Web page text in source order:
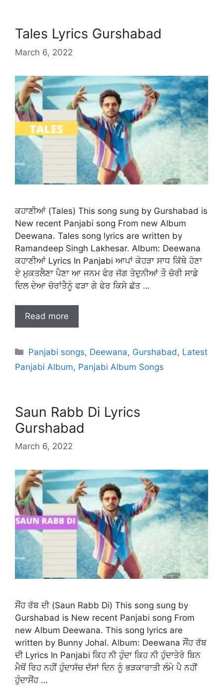
Tales Lyrics Gurshabad
March 6, 2022
ਕਹਾਣੀਆਂ (Tales) This song sung by Gurshabad is
New recent Panjabi song From new Album
Deewana. Tales song lyrics are written by
Ramandeep Singh Lakhesar. Album: Deewana
ਕਹਾਣੀਆਂ Lyrics In Panjabi ਆਪਾਂ ਕੇਹੜਾ ਸਾਧ ਕਿੱਥੇ ਹੋਣਾ
ਏ ਮੁਕਤਲੈਣਾ ਪੈਣਾ ਆ ਜਨਮ ਫੇਰ ਜੱਗ ਤੇਦੁਨੀਆਂ ਤੌ ਚੋਰੀ ਸਾਡੇ
ਦਿਲ ਦੇਆ ਚੋਰਾਂਤੈਨੂੰ ਫੜਾ ਗੇ ਫੇਰ ਕਿਸੇ ਛੱਤ …
Read more
Categories
Panjabi songs, Deewana, Gurshabad , Latest
Panjabi Album, Panjabi Album Songs
Saun Rabb Di Lyrics
Gurshabad
March 6, 2022
ਸੌਂਹ ਰੱਬ ਦੀ (Saun Rabb Di) This song sung by
Gurshabad is New recent Panjabi song From
new Album Deewana. This song lyrics are
written by Bunny Johal. Album: Deewana ਸੌਂਹ ਰੱਬ
ਦੀ Lyrics In Panjabi ਕਿਹ ਨੀ ਹੁੰਦਾ ਕਿਹ ਨੀ ਹੁੰਦਾਤੇਰੇ ਬਿਨ
ਮੈਥੋਂ ਰਿਹ ਨਹੀਂ ਹੁੰਦਾਸੱਚ ਦੱਸਾਂ ਦਿਨ ਨੂੰ ਭੜਕਾਰਾਤੀ ਲੰਮੇ ਪੈ ਨਹੀਂ
ਹੁੰਦਾਸੌਂਹ …